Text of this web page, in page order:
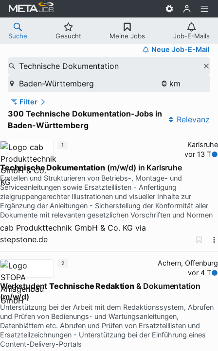
Suche Gesucht Meine Jobs Job-E-Mails
Neue Job-E-Mail
Technische Dokumentation
Baden-Württemberg
Filter
300 Technische Dokumentation-Jobs in
Baden-Württemberg
Relevanz
Karlsruhe
vor 13 T
Technische Dokumentation (m/w/d) in Karlsruhe
Erstellen und Strukturieren von Betriebs-, Montage- und
Serviceanleitungen sowie Ersatzteillisten - Anfertigung
zielgruppengerechter Illustrationen und visueller Inhalte zur
Ergänzung der Anleitungen - Sicherstellung der Konformität aller
Dokumente mit relevanten gesetzlichen Vorschriften und Normen
cab Produkttechnik GmbH & Co. KG via
stepstone.de
1
Achern, Offenburg
vor 4 T
WerkstudentTechnische Redaktion& Dokumentation
(m/w/d)
Unterstützung bei der Arbeit mit dem Redaktionssystem, Abrufen
und Prüfen von Bedienungs- und Wartungsanleitungen,
Datenblättern etc. Abrufen und Prüfen von Ersatzteillisten und
Ersatzteilzeichnungen - Unterstützung bei der Einführung eines
Content-Delivery-Portals
2